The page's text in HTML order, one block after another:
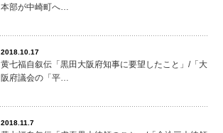
本部が中崎町へ…
2018.10.17
黄七福自叙伝「黒田大阪府知事に要望したこと」/「大
阪府議会の「平…
2018.11.7